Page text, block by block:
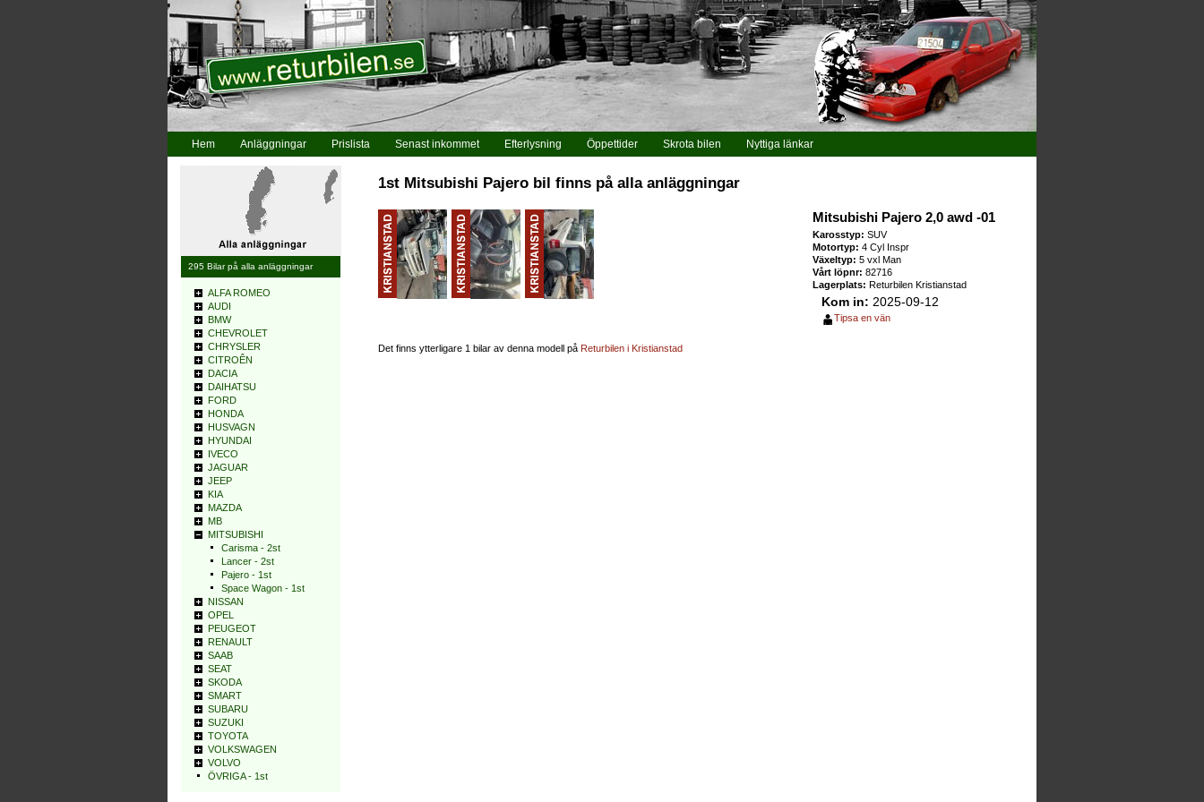
Hem Anläggningar Prislista Senast inkommet Efterlysning Öppettider Skrota bilen Nyttiga länkar
1st Mitsubishi Pajero bil finns på alla anläggningar
Mitsubishi Pajero 2,0 awd -01
Karosstyp: SUV
Motortyp: 4 Cyl Inspr
Växeltyp: 5 vxl Man
Vårt löpnr: 82716
Lagerplats: Returbilen Kristianstad
Kom in: 2025-09-12
Tipsa en vän
Det finns ytterligare 1 bilar av denna modell på Returbilen i Kristianstad
295 Bilar på alla anläggningar
ALFA ROMEO
AUDI
BMW
CHEVROLET
CHRYSLER
CITROÊN
DACIA
DAIHATSU
FORD
HONDA
HUSVAGN
HYUNDAI
IVECO
JAGUAR
JEEP
KIA
MAZDA
MB
MITSUBISHI
Carisma - 2st
Lancer - 2st
Pajero - 1st
Space Wagon - 1st
NISSAN
OPEL
PEUGEOT
RENAULT
SAAB
SEAT
SKODA
SMART
SUBARU
SUZUKI
TOYOTA
VOLKSWAGEN
VOLVO
ÖVRIGA - 1st